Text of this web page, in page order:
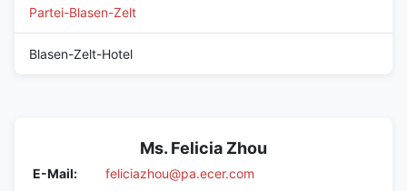
Partei-Blasen-Zelt
Blasen-Zelt-Hotel
Ms. Felicia Zhou
E-Mail:
feliciazhou@pa.ecer.com